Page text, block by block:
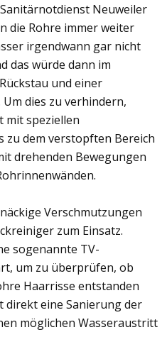
Neuweiler
die Rohre immer weiter
irgendwann gar nicht
das würde dann im
und einer
dies zu verhindern,
mit speziellen
dem verstopften Bereich
drehenden Bewegungen
Verschmutzungen
zum Einsatz.
sogenannte TV-
um zu überprüfen, ob
Haarrisse entstanden
direkt eine Sanierung der
möglichen Wasseraustritt